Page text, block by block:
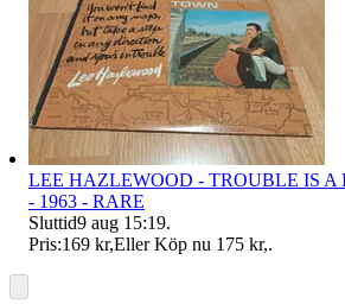
LEE HAZLEWOOD - TROUBLE IS A
- 1963 - RARE
Sluttid9 aug 15:19.
Pris:169 kr,Eller Köp nu 175 kr,.